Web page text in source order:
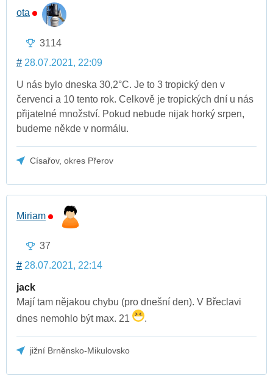
ota
3114
# 28.07.2021, 22:09
U nás bylo dneska 30,2°C. Je to 3 tropický den v
červenci a 10 tento rok. Celkově je tropických dní u nás
přijatelné množství. Pokud nebude nijak horký srpen,
budeme někde v normálu.
Císařov, okres Přerov
Miriam
37
# 28.07.2021, 22:14
jack
Mají tam nějakou chybu (pro dnešní den). V Břeclavi
dnes nemohlo být max. 21
.
jižní Brněnsko-Mikulovsko